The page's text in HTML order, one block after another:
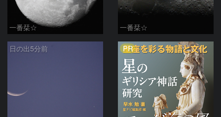
一番栞☆ 一番栞☆
日の出5分前 PR